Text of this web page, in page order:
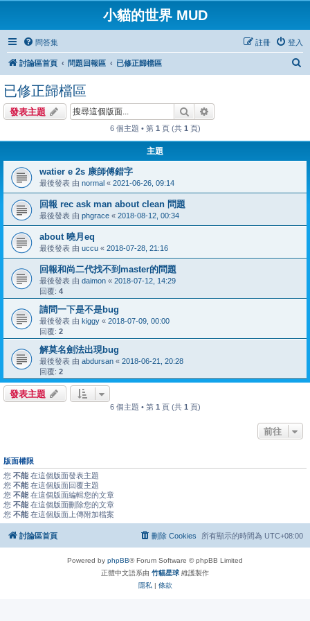
小貓的世界 MUD
問答集 登入
註冊
討論區首頁 問題回報區 已修正歸檔區
已修正歸檔區
發表主題 搜尋
6 個主題 • 第 1 頁 (共 1 頁)
主題
watier e 2s 康師傅錯字
最後發表 由 normal « 2021-06-26, 09:14
回報 rec ask man about clean 問題
最後發表 由 phgrace « 2018-08-12, 00:34
about 曉月eq
最後發表 由 uccu « 2018-07-28, 21:16
回報和尚二代找不到master的問題
最後發表 由 daimon « 2018-07-12, 14:29
回覆: 4
請問一下是不是bug
最後發表 由 kiggy « 2018-07-09, 00:00
回覆: 2
解莫名劍法出現bug
最後發表 由 abdursan « 2018-06-21, 20:28
回覆: 2
發表主題
6 個主題 • 第 1 頁 (共 1 頁)
前往
版面權限
您 不能 在這個版面發表主題
您 不能 在這個版面回覆主題
您 不能 在這個版面編輯您的文章
您 不能 在這個版面刪除您的文章
您 不能 在這個版面上傳附加檔案
討論區首頁 所有顯示的時間為 UTC+08:00
刪除 Cookies
Powered by phpBB® Forum Software © phpBB Limited
正體中文語系由 竹貓星球 維護製作
隱私 | 條款